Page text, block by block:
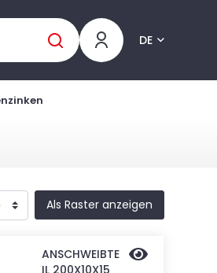
DE
Als Raster anzeigen
ANSCHWEIBTE
IL 200X10X15